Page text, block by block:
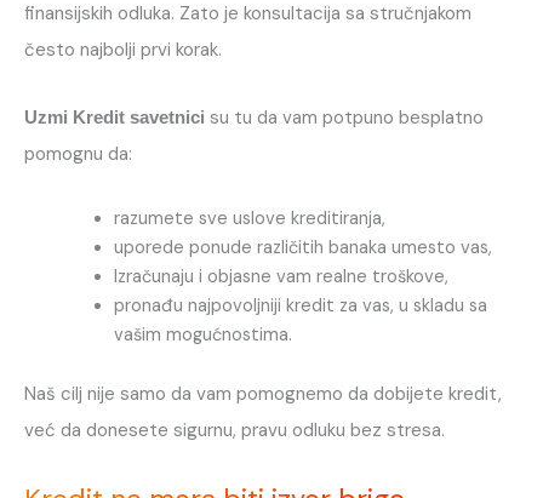
finansijskih odluka. Zato je konsultacija sa stručnjakom
često najbolji prvi korak.
Uzmi Kredit savetnici su tu da vam potpuno besplatno
pomognu da:
razumete sve uslove kreditiranja,
uporede ponude različitih banaka umesto vas,
Izračunaju i objasne vam realne troškove,
pronađu najpovoljniji kredit za vas, u skladu sa
vašim mogućnostima.
Naš cilj nije samo da vam pomognemo da dobijete kredit,
već da donesete sigurnu, pravu odluku bez stresa.